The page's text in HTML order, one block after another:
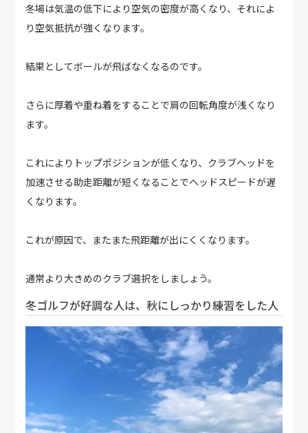
冬場は気温の低下により空気の密度が高くなり、それによ
り空気抵抗が強くなります。
結果としてボールが飛ばなくなるのです。
さらに厚着や重ね着をすることで肩の回転角度が浅くなり
ます。
これによりトップポジションが低くなり、クラブヘッドを
加速させる助走距離が短くなることでヘッドスピードが遅
くなります。
これが原因で、またまた飛距離が出にくくなります。
通常より大きめのクラブ選択をしましょう。
冬ゴルフが好調な人は、秋にしっかり練習をした人